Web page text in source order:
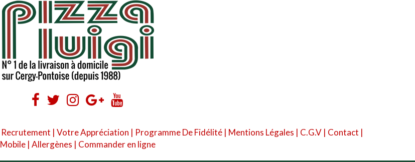
Recrutement | Votre Appréciation | Programme De Fidélité| Mentions Légales | C.G.V| Contact |
Mobile | Allergènes | Commander en ligne